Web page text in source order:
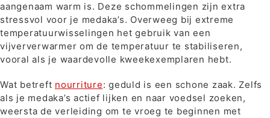
aangenaam warm is. Deze schommelingen zijn extra
stressvol voor je medaka’s. Overweeg bij extreme
temperatuurwisselingen het gebruik van een
vijververwarmer om de temperatuur te stabiliseren,
vooral als je waardevolle kweekexemplaren hebt.
Wat betreft nourriture: geduld is een schone zaak. Zelfs
als je medaka’s actief lijken en naar voedsel zoeken,
weersta de verleiding om te vroeg te beginnen met